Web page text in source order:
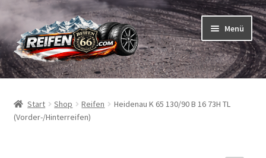
Zur
Navigation
springen
Zum
Inhalt
springen
Menü
Reifen
Schläuche
Start Shop Reifen
Heidenau K 65 130/90 B 16 73H TL
(Vorder-/Hinterreifen)